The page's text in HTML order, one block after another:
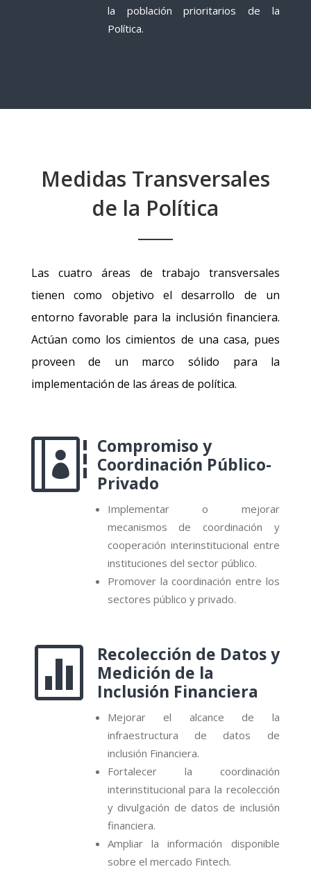
la población prioritarios de la
Política.
Medidas Transversales
de la Política
Las cuatro áreas de trabajo transversales
tienen como objetivo el desarrollo de un
entorno favorable para la inclusión financiera.
Actúan como los cimientos de una casa, pues
proveen de un marco sólido para la
implementación de las áreas de política.
 Compromiso y
Coordinación Público-
Privado
Implementar o mejorar
mecanismos de coordinación y
cooperación interinstitucional entre
instituciones del sector público.
Promover la coordinación entre los
sectores público y privado.

Recolección de Datos y
Medición de la
Inclusión Financiera
Mejorar el alcance de la
infraestructura de datos de
inclusión Financiera.
Fortalecer la coordinación
interinstitucional para la recolección
y divulgación de datos de inclusión
financiera.
Ampliar la información disponible
sobre el mercado Fintech.